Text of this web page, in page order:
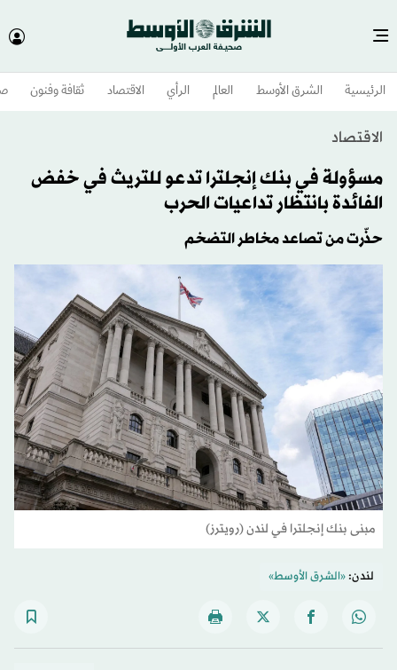
الرئيسية الشرق الأوسط​ العالم الرأي الاقتصاد ثقافة وفنون
الاقتصاد
مسؤولة في بنك إنجلترا تدعو للتريث في خفض
الفائدة بانتظار تداعيات الحرب
حذّرت من تصاعد مخاطر التضخم
مبنى بنك إنجلترا في لندن (رويترز)
لندن:«الشرق الأوسط»